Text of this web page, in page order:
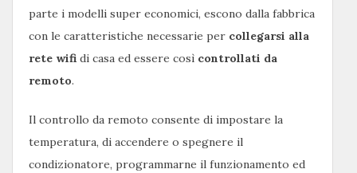
parte i modelli super economici, escono dalla fabbrica
con le caratteristiche necessarie per collegarsi alla
rete wifi di casa ed essere così controllati da
remoto.
Il controllo da remoto consente di impostare la
temperatura, di accendere o spegnere il
condizionatore, programmarne il funzionamento ed